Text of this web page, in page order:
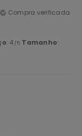
Compra verificada
: 4 /5 Tamanho: